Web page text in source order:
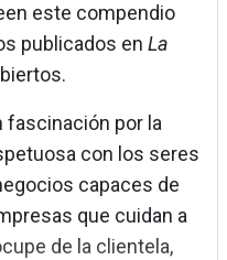
este compendio
publicados en La
fascinación por la
con los seres
capaces de
que cuidan a
de la clientela,